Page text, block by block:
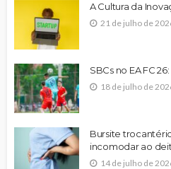
A Cultura da
21 de julho de
SBCs no EA FC
18 de julho de
Bursite
incomodar ao
14 de julho de